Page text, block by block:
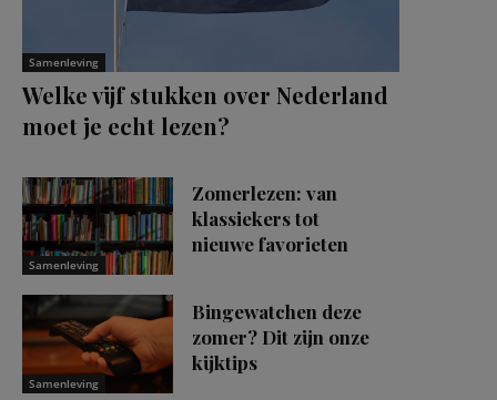
Samenleving
Welke vijf stukken over Nederland
moet je echt lezen?
Samenleving
Zomerlezen: van
klassiekers tot
nieuwe favorieten
Samenleving
Bingewatchen deze
zomer? Dit zijn onze
kijktips